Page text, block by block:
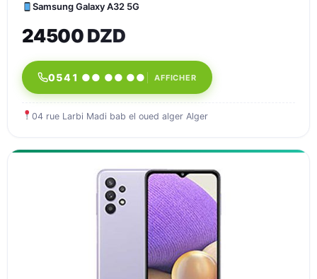
Samsung Galaxy A32 5G
24500 DZD
0541 ●● ●● ●● AFFICHER
04 rue Larbi Madi bab el oued alger Alger